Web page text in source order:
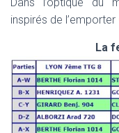
inspirés de l’emporter
La